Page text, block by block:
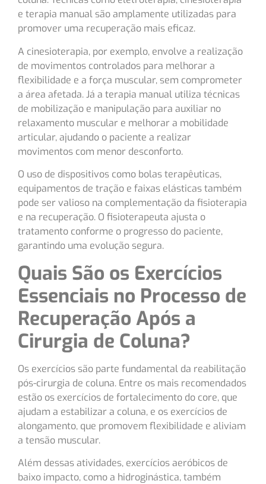
e terapia manual são amplamente utilizadas para
promover uma recuperação mais eficaz.
A cinesioterapia, por exemplo, envolve a realização
de movimentos controlados para melhorar a
flexibilidade e a força muscular, sem comprometer
a área afetada. Já a terapia manual utiliza técnicas
de mobilização e manipulação para auxiliar no
relaxamento muscular e melhorar a mobilidade
articular, ajudando o paciente a realizar
movimentos com menor desconforto.
O uso de dispositivos como bolas terapêuticas,
equipamentos de tração e faixas elásticas também
pode ser valioso na complementação da fisioterapia
e na recuperação. O fisioterapeuta ajusta o
tratamento conforme o progresso do paciente,
garantindo uma evolução segura.
Quais São os Exercícios
Essenciais no Processo de
Recuperação Após a
Cirurgia de Coluna?
Os exercícios são parte fundamental da reabilitação
pós-cirurgia de coluna. Entre os mais recomendados
estão os exercícios de fortalecimento do core, que
ajudam a estabilizar a coluna, e os exercícios de
alongamento, que promovem flexibilidade e aliviam
a tensão muscular.
Além dessas atividades, exercícios aeróbicos de
baixo impacto, como a hidroginástica, também